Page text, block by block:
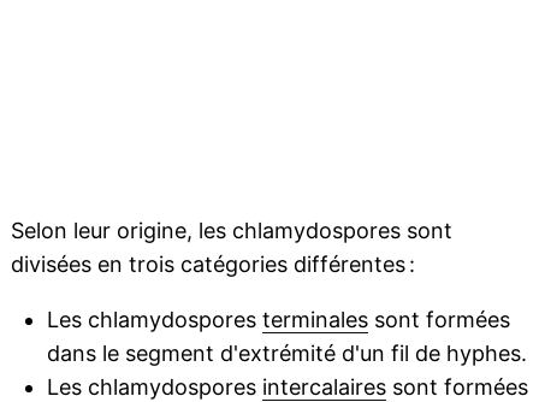
Selon leur origine, les chlamydospores sont
divisées en trois catégories différentes :
Les chlamydospores terminalessont formées
dans le segment d'extrémité d'un fil de hyphes.
Les chlamydospores intercalairessont formées